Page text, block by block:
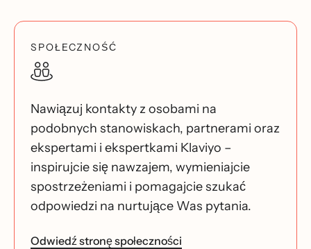
SPOŁECZNOŚĆ
Nawiązuj kontakty z osobami na
podobnych stanowiskach, partnerami oraz
ekspertami i ekspertkami Klaviyo –
inspirujcie się nawzajem, wymieniajcie
spostrzeżeniami i pomagajcie szukać
odpowiedzi na nurtujące Was pytania.
Odwiedź stronę społeczności